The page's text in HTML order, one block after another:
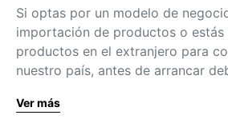
Si optas por un modelo de
importación de productos o
productos en el extranjero para
nuestro país, antes de arrancar
Ver más